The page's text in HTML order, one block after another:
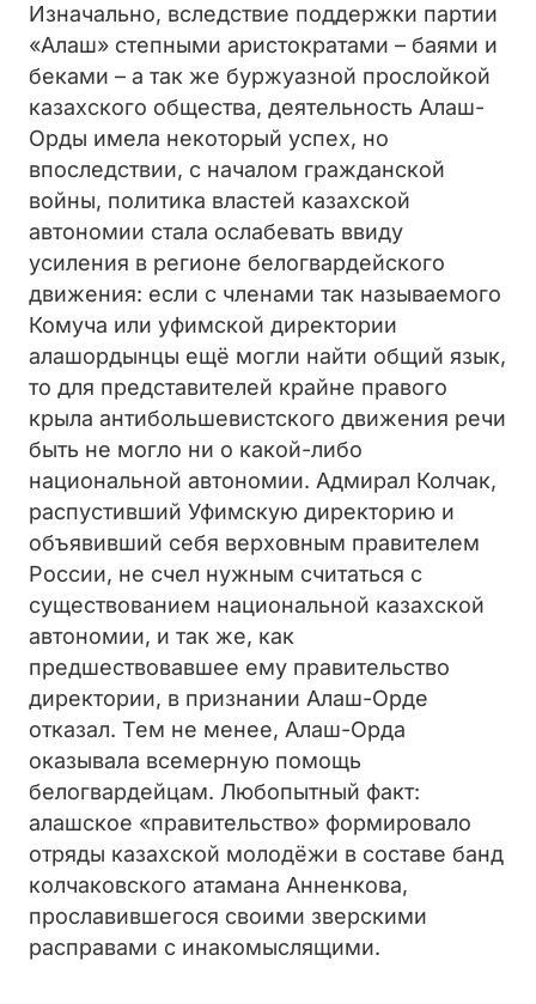
Изначально, вследствие поддержки партии
«Алаш» степными аристократами – баями и
беками – а так же буржуазной прослойкой
казахского общества, деятельность Алаш-
Орды имела некоторый успех, но
впоследствии, с началом гражданской
войны, политика властей казахской
автономии стала ослабевать ввиду
усиления в регионе белогвардейского
движения: если с членами так называемого
Комуча или уфимской директории
алашордынцы ещё могли найти общий язык,
то для представителей крайне правого
крыла антибольшевистского движения речи
быть не могло ни о какой-либо
национальной автономии. Адмирал Колчак,
распустивший Уфимскую директорию и
объявивший себя верховным правителем
России, не счел нужным считаться с
существованием национальной казахской
автономии, и так же, как
предшествовавшее ему правительство
директории, в признании Алаш-Орде
отказал. Тем не менее, Алаш-Орда
оказывала всемерную помощь
белогвардейцам. Любопытный факт:
алашское «правительство» формировало
отряды казахской молодёжи в составе банд
колчаковского атамана Анненкова,
прославившегося своими зверскими
расправами с инакомыслящими.